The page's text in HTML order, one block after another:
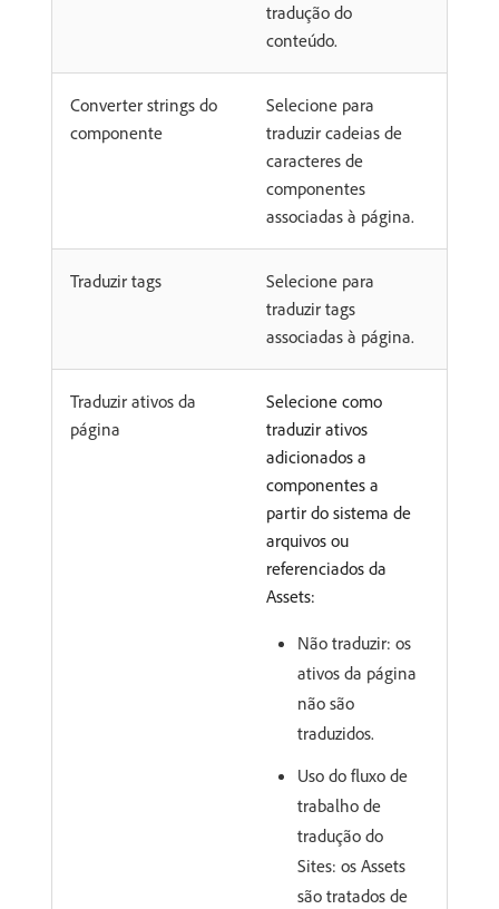
tradução do
conteúdo.
Converter strings do
componente
Selecione para
traduzir cadeias de
caracteres de
componentes
associadas à página.
Traduzir tags
Selecione para
traduzir tags
associadas à página.
Traduzir ativos da
página
Selecione como
traduzir ativos
adicionados a
componentes a
partir do sistema de
arquivos ou
referenciados da
Assets:
Não traduzir: os
ativos da página
não são
traduzidos.
Uso do fluxo de
trabalho de
tradução do
Sites: os Assets
são tratados de